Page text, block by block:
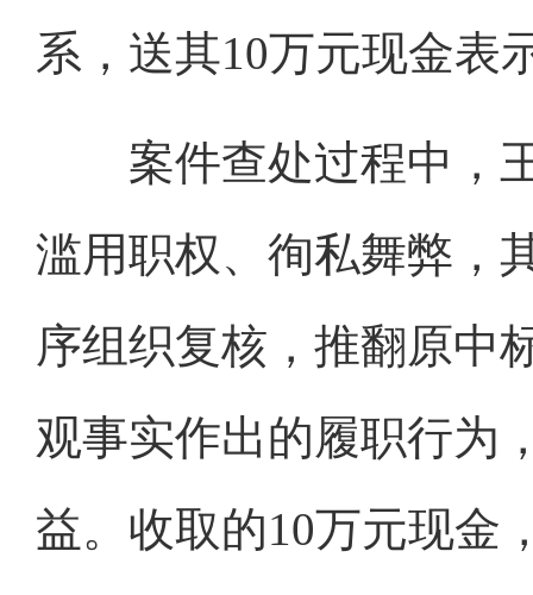
系，送其10万元现金表
案件查处过程中，王
滥用职权、徇私舞弊，
序组织复核，推翻原中
观事实作出的履职行为
益。收取的10万元现金